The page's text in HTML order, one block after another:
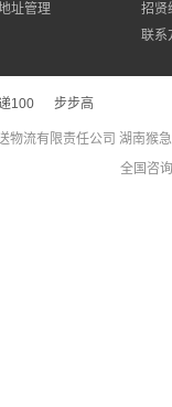
址管理
招贤
联系
100 步步高
物流有限责任公司 湖南猴
全国咨